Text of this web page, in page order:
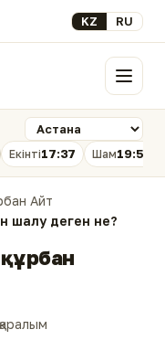
Select your
KZ RU
Мәзір
Екінті17:37 Шам19:58
Айт
шалу деген не?